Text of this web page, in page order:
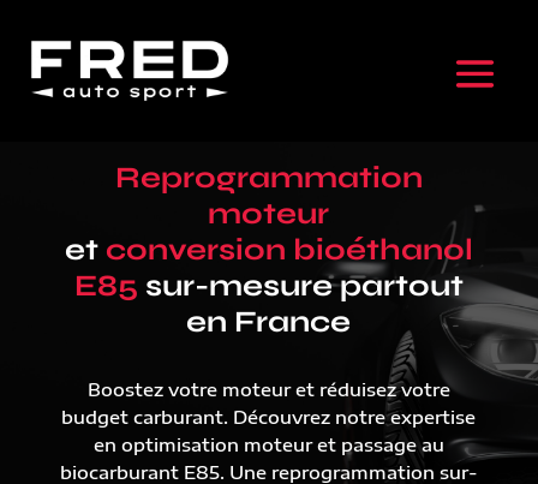
Reprogrammation
moteur
et conversion bioéthanol
E85 sur-mesure partout
en France
Boostez votre moteur et réduisez votre
budget carburant. Découvrez notre expertise
en optimisation moteur et passage au
biocarburant E85. Une reprogrammation sur-